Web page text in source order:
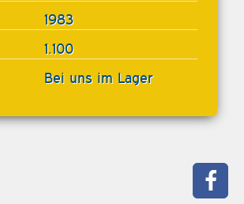
1983
1.100
Bei uns im Lager